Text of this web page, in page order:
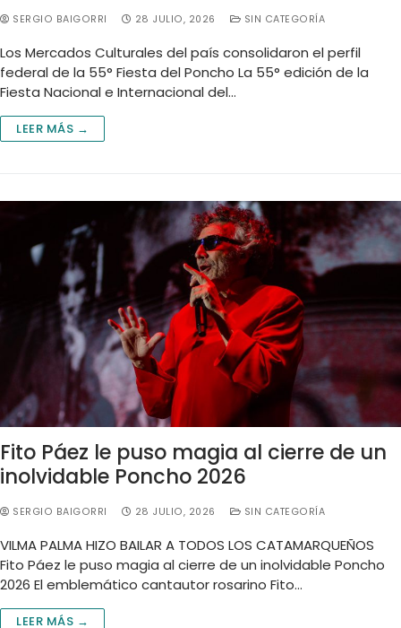
SERGIO BAIGORRI 28 JULIO, 2026 SIN CATEGORÍA
Los Mercados Culturales del país consolidaron el perfil
federal de la 55° Fiesta del Poncho La 55° edición de la
Fiesta Nacional e Internacional del…
LEER MÁS →
Fito Páez le puso magia al cierre de un
inolvidable Poncho 2026
SERGIO BAIGORRI 28 JULIO, 2026 SIN CATEGORÍA
VILMA PALMA HIZO BAILAR A TODOS LOS CATAMARQUEÑOS
Fito Páez le puso magia al cierre de un inolvidable Poncho
2026 El emblemático cantautor rosarino Fito…
LEER MÁS →